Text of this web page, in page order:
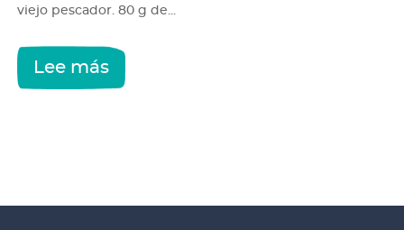
viejo pescador. 80 g de...
Lee más